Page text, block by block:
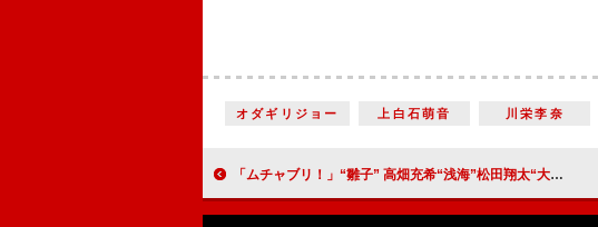
オダギリジョー 上白石萌音 川栄李奈
「ムチャブリ！」“雛子” 高畑充希“浅海”松田翔太“大牙”志尊淳の三角関係に突入 「大牙が雛子にデレッデレになるところを見たい」